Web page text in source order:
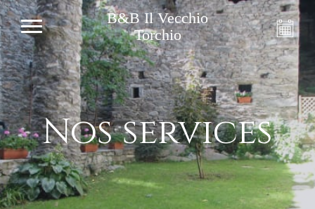
B&B Il Vecchio
Torchio
Nos services